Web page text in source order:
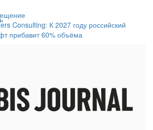
Consulting: К 2027 году российский
прибавит 60% объёма